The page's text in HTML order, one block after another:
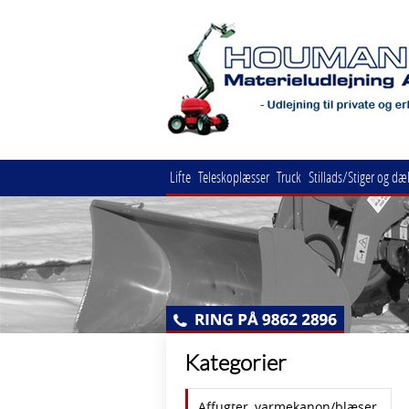
Lifte Teleskoplæsser Truck Stillads/Stiger og
Kategorier